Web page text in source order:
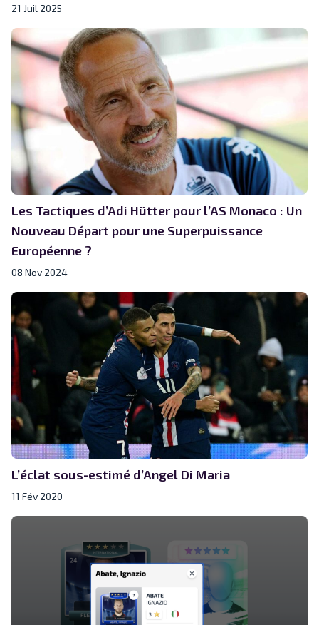
21 Juil 2025
Les Tactiques d’Adi Hütter pour l’AS Monaco : Un
Nouveau Départ pour une Superpuissance
Européenne ?
08 Nov 2024
L’éclat sous-estimé d’Angel Di Maria
11 Fév 2020